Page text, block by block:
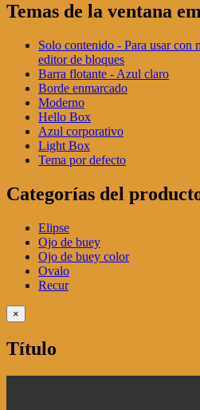
Temas de la ventana
Solo contenido - Para usar con
editor de bloques
Barra flotante - Azul claro
Borde enmarcado
Moderno
Hello Box
Azul corporativo
Light Box
Tema por defecto
Categorías del
Elipse
Ojo de buey
Ojo de buey color
Ovalo
Recur
Close
product
view
×
Título